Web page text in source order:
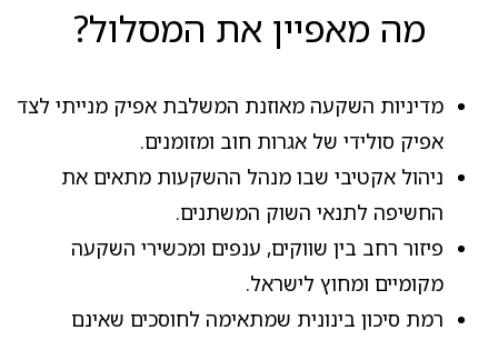
מה מאפיין את המסלול?
מדיניות השקעה מאוזנת המשלבת אפיק מנייתי לצד
אפיק סולידי של אגרות חוב ומזומנים.
ניהול אקטיבי שבו מנהל ההשקעות מתאים את
החשיפה לתנאי השוק המשתנים.
פיזור רחב בין שווקים, ענפים ומכשירי השקעה
מקומיים ומחוץ לישראל.
רמת סיכון בינונית שמתאימה לחוסכים שאינם